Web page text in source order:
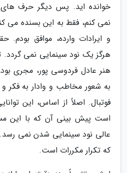
خوانده اید. پس دیگر حرف
نمی کنم، فقط به این بسنده می
و ایرادات وارده، موافق
هرگز یک نود سینمایی نمی گردد.
هنر عادل فردوسی پور، مجری
به شعور مخاطب و وادار به فکر
فوتبال. اصلاً از اساس، این
است پیش بینی آن که با این
عالی نود سینمایی شدن نمی
که تکرار مکررات است.